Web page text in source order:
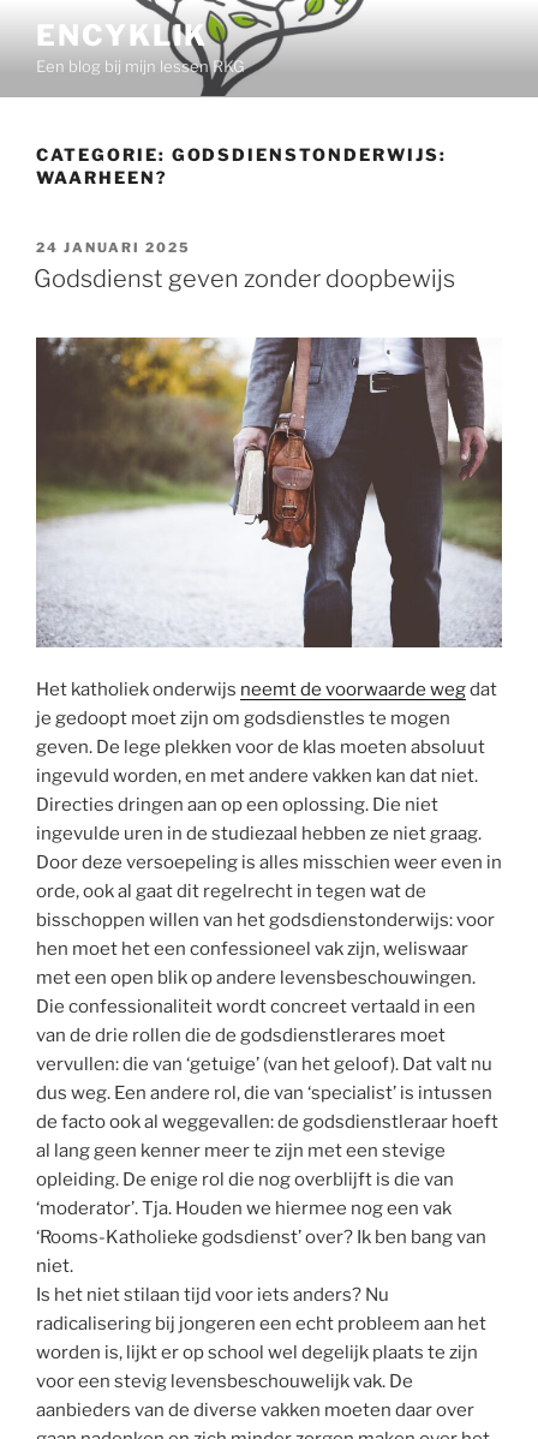
inhoud
ENCYKLIK
Een blog bij mijn lessen RKG
CATEGORIE: GODSDIENSTONDERWIJS:
WAARHEEN?
GEPLAATST
OP
24 JANUARI 2025
Godsdienst geven zonder doopbewijs
Het katholiek onderwijs neemt de voorwaarde wegdat
je gedoopt moet zijn om godsdienstles te mogen
geven. De lege plekken voor de klas moeten absoluut
ingevuld worden, en met andere vakken kan dat niet.
Directies dringen aan op een oplossing. Die niet
ingevulde uren in de studiezaal hebben ze niet graag.
Door deze versoepeling is alles misschien weer even in
orde, ook al gaat dit regelrecht in tegen wat de
bisschoppen willen van het godsdienstonderwijs: voor
hen moet het een confessioneel vak zijn, weliswaar
met een open blik op andere levensbeschouwingen.
Die confessionaliteit wordt concreet vertaald in een
van de drie rollen die de godsdienstlerares moet
vervullen: die van ‘getuige’ (van het geloof). Dat valt nu
dus weg. Een andere rol, die van ‘specialist’ is intussen
de facto ook al weggevallen: de godsdienstleraar hoeft
al lang geen kenner meer te zijn met een stevige
opleiding. De enige rol die nog overblijft is die van
‘moderator’. Tja. Houden we hiermee nog een vak
‘Rooms-Katholieke godsdienst’ over? Ik ben bang van
niet.
Is het niet stilaan tijd voor iets anders? Nu
radicalisering bij jongeren een echt probleem aan het
worden is, lijkt er op school wel degelijk plaats te zijn
voor een stevig levensbeschouwelijk vak. De
aanbieders van de diverse vakken moeten daar over